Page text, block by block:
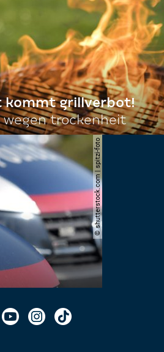
kommt grillverbot!
wegen trockenheit
© shutterstock.com | spitzi-foto